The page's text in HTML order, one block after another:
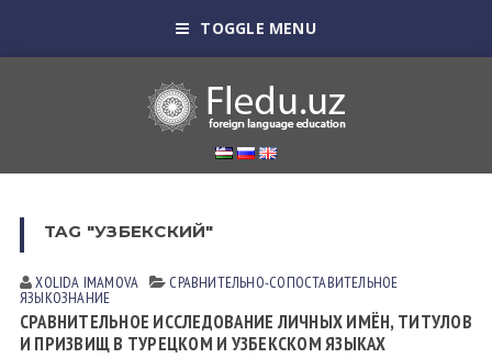
TOGGLE MENU
TAG "УЗБЕКСКИЙ"
XOLIDA IMАMOVА СРАВНИТЕЛЬНО-СОПОСТАВИТЕЛЬНОЕ
ЯЗЫКОЗНАНИЕ
СРАВНИТЕЛЬНОЕ ИССЛЕДОВАНИЕ ЛИЧНЫХ ИМЁН, ТИТУЛОВ
И ПРИЗВИЩ В ТУРЕЦКОМ И УЗБЕКСКОМ ЯЗЫКАХ